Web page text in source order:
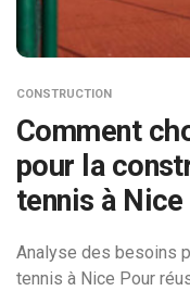
CONSTRUCTION
Comment
pour la
tennis à Nice
Analyse des besoins
tennis à Nice Pour